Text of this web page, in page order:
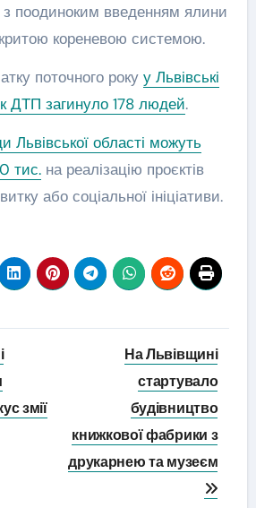
з поодиноким введенням ялини
кореневою системою.
поточного року у Львівські
ДТП загинуло 178 людей.
Львівської області можуть
тис.на реалізацію проєктів
або соціальної ініціативи.
змії
На Львівщині
стартувало
будівництво
книжкової фабрики з
друкарнею та музеєм